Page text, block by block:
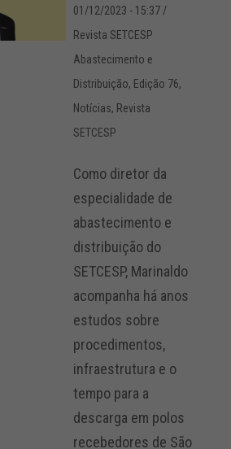
01/12/2023 - 15:37/
Revista SETCESP
Abastecimento e
Distribuição, Edição 76,
Notícias, Revista
SETCESP
Como diretor da
especialidade de
abastecimento e
distribuição do
SETCESP, Marinaldo
acompanha há anos
estudos sobre
procedimentos,
infraestrutura e o
tempo para a
descarga em polos
recebedores de São